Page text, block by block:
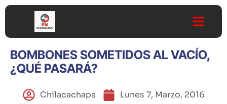
BOMBONES SOMETIDOS AL VACÍO,
¿QUÉ PASARÁ?
Chilacachaps
Lunes 7, Marzo, 2016